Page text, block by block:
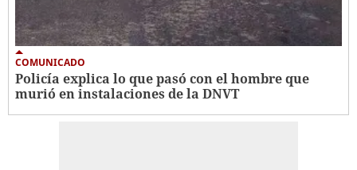
COMUNICADO
Policía explica lo que pasó con el hombre que
murió en instalaciones de la DNVT